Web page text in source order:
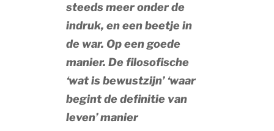
steeds meer onder de
indruk, en een beetje in
de war. Op een goede
manier. De filosofische
‘wat is bewustzijn’ ‘waar
begint de definitie van
leven’ manier